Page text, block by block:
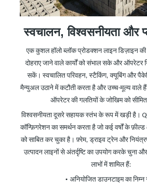
स्वचालन, विश्वसनीयताऔर
एक कुशल हॉलो ब्लॉक प्रोडक्शन लाइन डिज़ाइन
दोहराए जाने वाले कार्यों को संभाल सके और ऑपरेटर
सकें। स्वचालित परिवहन, स्टैकिंग, क्यूबिंग और
मैन्युअल उठाने में कटौती करता है और उच्च-मूल्य वाले
ऑपरेटर की गलतियों के जोखिम को
विश्वसनीयता दूसरे सहायक स्तंभ के रूप में खड़ी है।
कॉन्फ़िगरेशन का समर्थन करता है जो कई वर्षों के
को साबित कर चुका है। फ़्रेम, ड्राइव ट्रेन और
उत्पादन लाइनों से अंतर्दृष्टि का उपयोग करके चुना
लाभों में शामिल हैं:
• अनियोजित डाउनटाइम का निम्न